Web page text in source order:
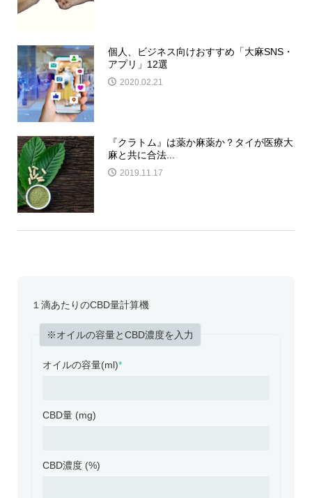
個人、ビジネス向けおすすめ「大麻SNS・
アプリ」12選
2020.02.21
『クラトム』は薬か麻薬か？タイが医療大
麻と共に合法...
2019.11.17
１滴あたりのCBD量計算機
※オイルの容量とCBD濃度を入力
オイルの容量(ml)*
CBD量 (mg)
CBD濃度 (%)